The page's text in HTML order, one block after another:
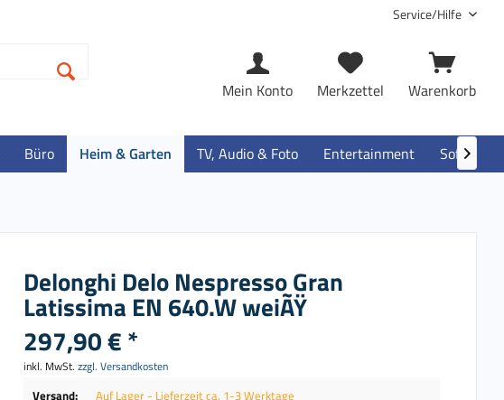
Service/Hilfe
Warenkorb
Merkzettel
Mein Konto
Büro Heim & Garten TV, Audio & Foto Entertainment Software

Delonghi Delo Nespresso Gran
Latissima EN 640.W weiÃŸ
297,90 € *
inkl. MwSt. zzgl. Versandkosten
Versand:
Auf Lager - Lieferzeit ca. 1-3 Werktage